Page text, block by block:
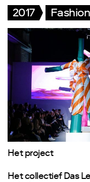
2017 Fashion
Het project
Het collectief Das